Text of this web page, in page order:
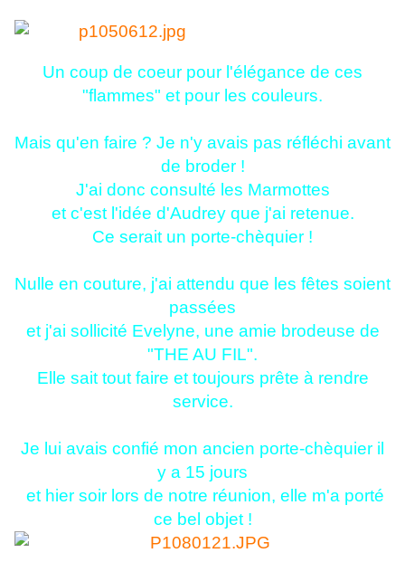
Un coup de coeur pour l'élégance de ces
"flammes" et pour les couleurs.
Mais qu'en faire ? Je n'y avais pas réfléchi avant
de broder !
J'ai donc consulté les Marmottes
et c'est l'idée d'Audrey que j'ai retenue.
Ce serait un porte-chèquier !
Nulle en couture, j'ai attendu que les fêtes soient
passées
et j'ai sollicité Evelyne, une amie brodeuse de
"THE AU FIL".
Elle sait tout faire et toujours prête à rendre
service.
Je lui avais confié mon ancien porte-chèquier il
y a 15 jours
et hier soir lors de notre réunion, elle m'a porté
ce bel objet !